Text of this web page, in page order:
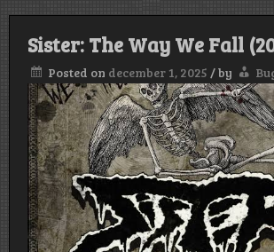
Sister: The Way We Fall
Posted on december 1, 2025 /by